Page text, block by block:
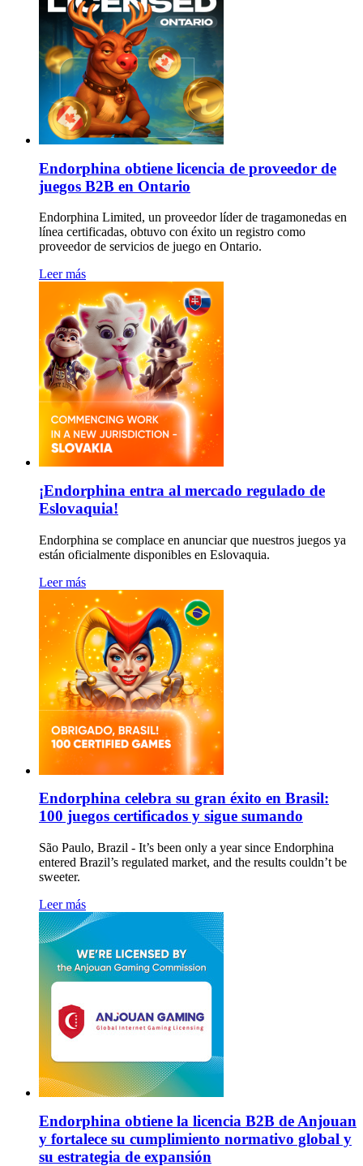
Endorphina obtiene licencia de proveedor de
juegos B2B en Ontario
Endorphina Limited, un proveedor líder de tragamonedas en
línea certificadas, obtuvo con éxito un registro como
proveedor de servicios de juego en Ontario.
Leer más
¡Endorphina entra al mercado regulado de
Eslovaquia!
Endorphina se complace en anunciar que nuestros juegos ya
están oficialmente disponibles en Eslovaquia.
Leer más
Endorphina celebra su gran éxito en Brasil:
100 juegos certificados y sigue sumando
São Paulo, Brazil - It’s been only a year since Endorphina
entered Brazil’s regulated market, and the results couldn’t be
sweeter.
Leer más
Endorphina obtiene la licencia B2B de Anjouan
y fortalece su cumplimiento normativo global y
su estrategia de expansión